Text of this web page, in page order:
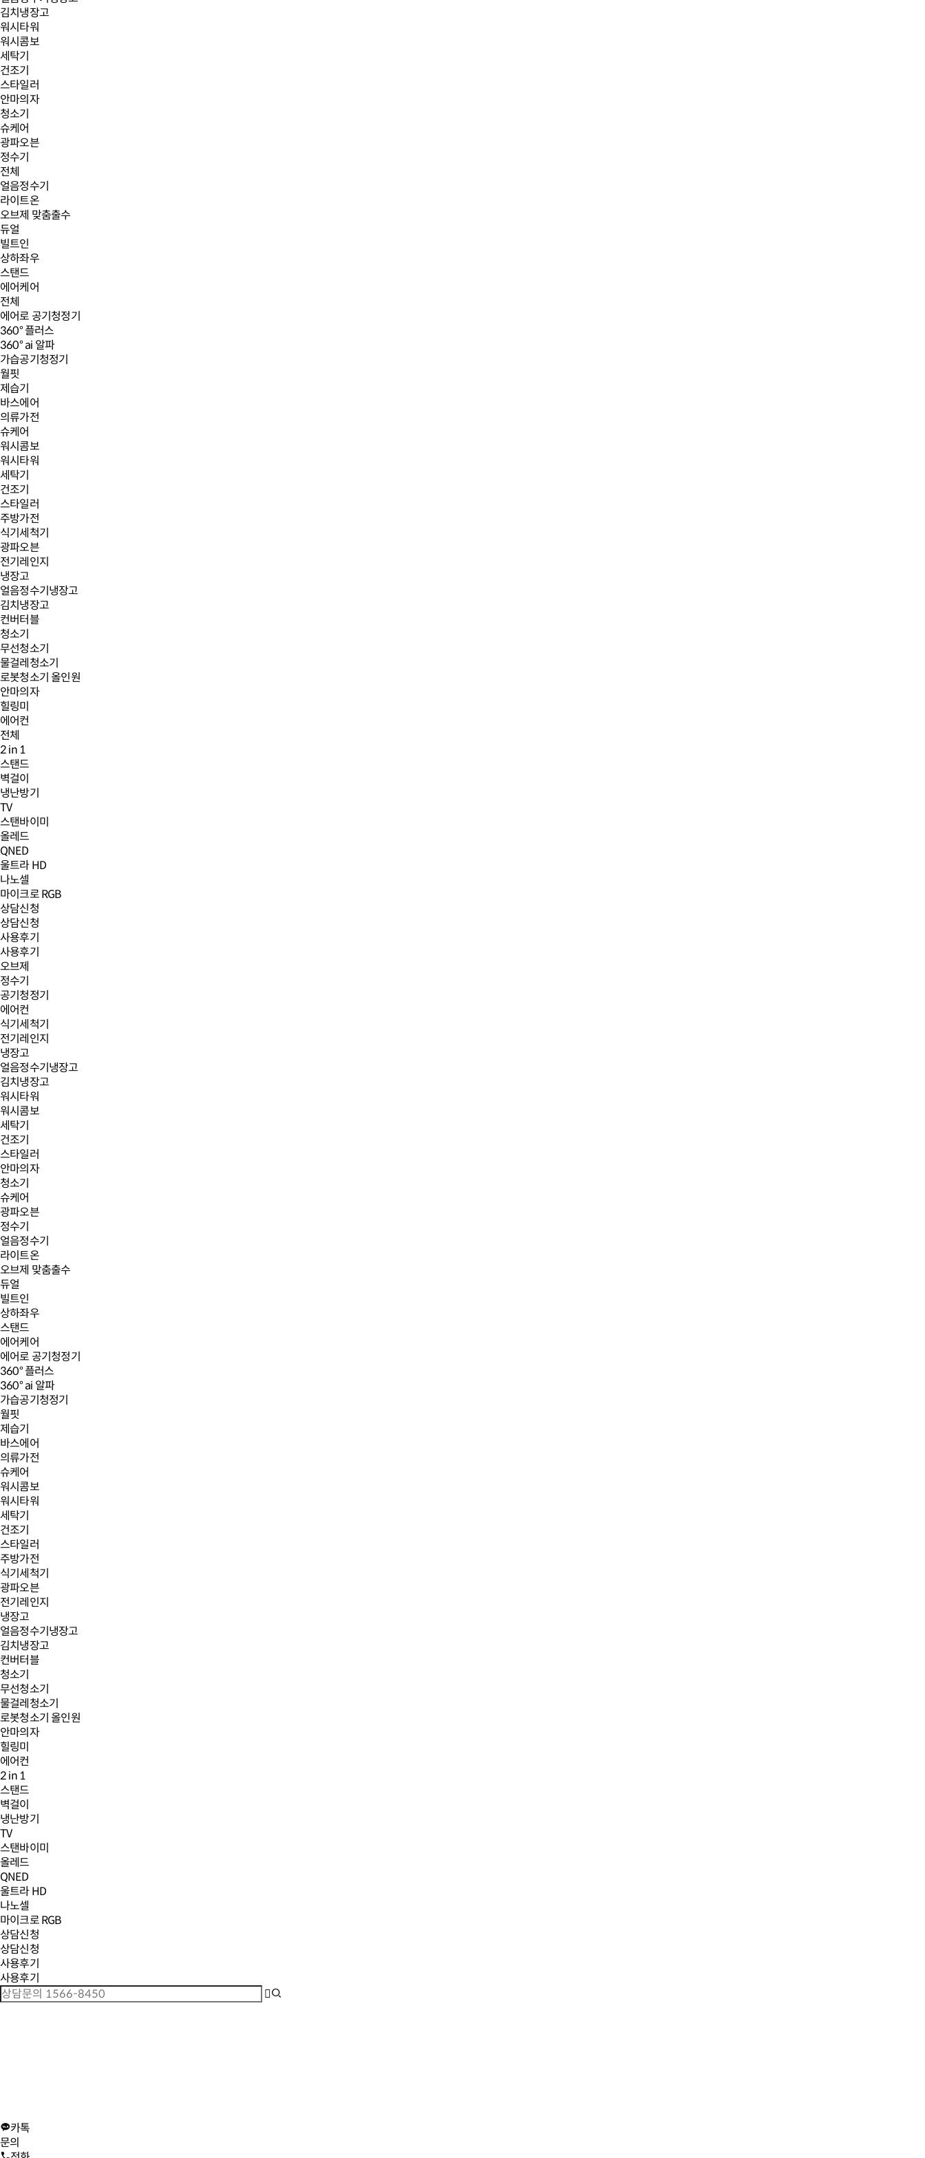
김치냉장고
워시타워
워시콤보
세탁기
건조기
스타일러
안마의자
청소기
슈케어
광파오븐
정수기
전체
얼음정수기
라이트온
오브제 맞춤출수
듀얼
빌트인
상하좌우
스탠드
에어케어
전체
에어로 공기청정기
360° 플러스
360° ai 알파
가습공기청정기
월핏
제습기
바스에어
의류가전
슈케어
워시콤보
워시타워
세탁기
건조기
스타일러
주방가전
식기세척기
광파오븐
전기레인지
냉장고
얼음정수기냉장고
김치냉장고
컨버터블
청소기
무선청소기
물걸레청소기
로봇청소기 올인원
안마의자
힐링미
에어컨
전체
2 in 1
스탠드
벽걸이
냉난방기
TV
스탠바이미
올레드
QNED
울트라 HD
나노셀
마이크로 RGB
상담신청
상담신청
사용후기
사용후기
오브제
정수기
공기청정기
에어컨
식기세척기
전기레인지
냉장고
얼음정수기냉장고
김치냉장고
워시타워
워시콤보
세탁기
건조기
스타일러
안마의자
청소기
슈케어
광파오븐
정수기
얼음정수기
라이트온
오브제 맞춤출수
듀얼
빌트인
상하좌우
스탠드
에어케어
에어로 공기청정기
360° 플러스
360° ai 알파
가습공기청정기
월핏
제습기
바스에어
의류가전
슈케어
워시콤보
워시타워
세탁기
건조기
스타일러
주방가전
식기세척기
광파오븐
전기레인지
냉장고
얼음정수기냉장고
김치냉장고
컨버터블
청소기
무선청소기
물걸레청소기
로봇청소기 올인원
안마의자
힐링미
에어컨
2 in 1
스탠드
벽걸이
냉난방기
TV
스탠바이미
올레드
QNED
울트라 HD
나노셀
마이크로 RGB
상담신청
상담신청
사용후기
사용후기
카톡
문의